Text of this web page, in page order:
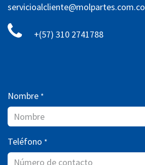
servicioalcliente@molpartes.com.co
+(57) 310 2741788
Nombre *
Teléfono *